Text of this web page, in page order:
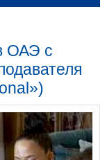
ОАЭ с